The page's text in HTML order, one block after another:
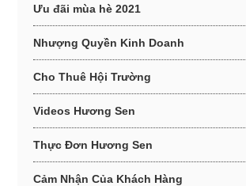
Ưu đãi mùa hè 2021
Nhượng Quyền Kinh Doanh
Cho Thuê Hội Trường
Videos Hương Sen
Thực Đơn Hương Sen
Cảm Nhận Của Khách Hàng